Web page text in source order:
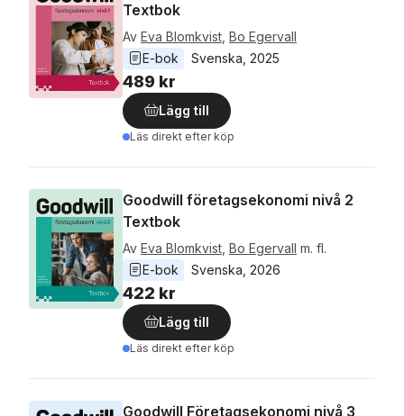
Textbok
Av Eva Blomkvist Bo Egervall
E-bok
Svenska 2025
489 kr
Lägg till
Läs direkt efter köp
Goodwill företagsekonomi nivå 2
Textbok
Av Eva Blomkvist Bo Egervall m. fl.
E-bok
Svenska 2026
422 kr
Lägg till
Läs direkt efter köp
Goodwill Företagsekonomi nivå 3